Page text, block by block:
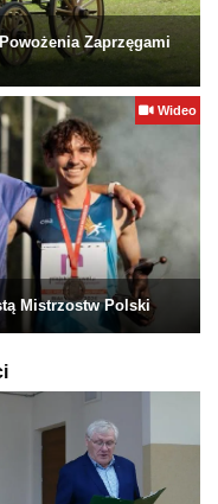
Zaprzęgami
Wideo
Mistrzostw Polski